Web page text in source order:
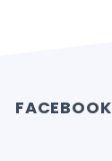
FACEBOOK